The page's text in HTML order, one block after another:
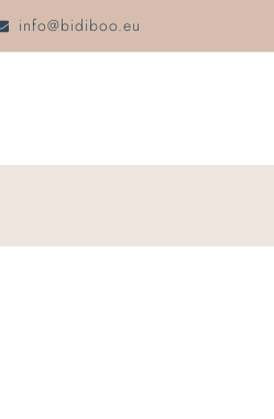
info@bidiboo.eu